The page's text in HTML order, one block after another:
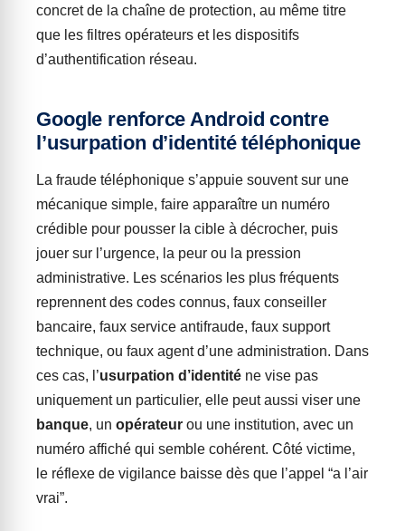
concret de la chaîne de protection, au même titre
que les filtres opérateurs et les dispositifs
d’authentification réseau.
Google renforce Android contre
l’usurpation d’identité téléphonique
La fraude téléphonique s’appuie souvent sur une
mécanique simple, faire apparaître un numéro
crédible pour pousser la cible à décrocher, puis
jouer sur l’urgence, la peur ou la pression
administrative. Les scénarios les plus fréquents
reprennent des codes connus, faux conseiller
bancaire, faux service antifraude, faux support
technique, ou faux agent d’une administration. Dans
ces cas, l’usurpation d’identité ne vise pas
uniquement un particulier, elle peut aussi viser une
banque, un opérateur ou une institution, avec un
numéro affiché qui semble cohérent. Côté victime,
le réflexe de vigilance baisse dès que l’appel “a l’air
vrai”.